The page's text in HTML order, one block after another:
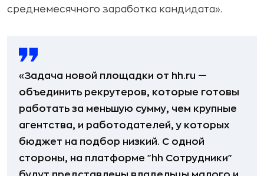
среднемесячного заработка кандидата».
«Задача новой площадки от hh.ru —
объединить рекрутеров, которые готовы
работать за меньшую сумму, чем крупные
агентства, и работодателей, у которых
бюджет на подбор низкий. С одной
стороны, на платформе "hh Сотрудники"